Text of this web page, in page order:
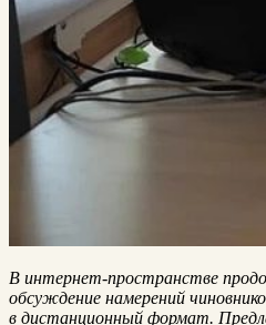
В интернет-пространстве
обсуждение намерений
в дистанционный формат.